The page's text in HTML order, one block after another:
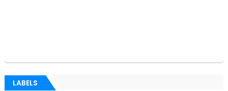
LABELS